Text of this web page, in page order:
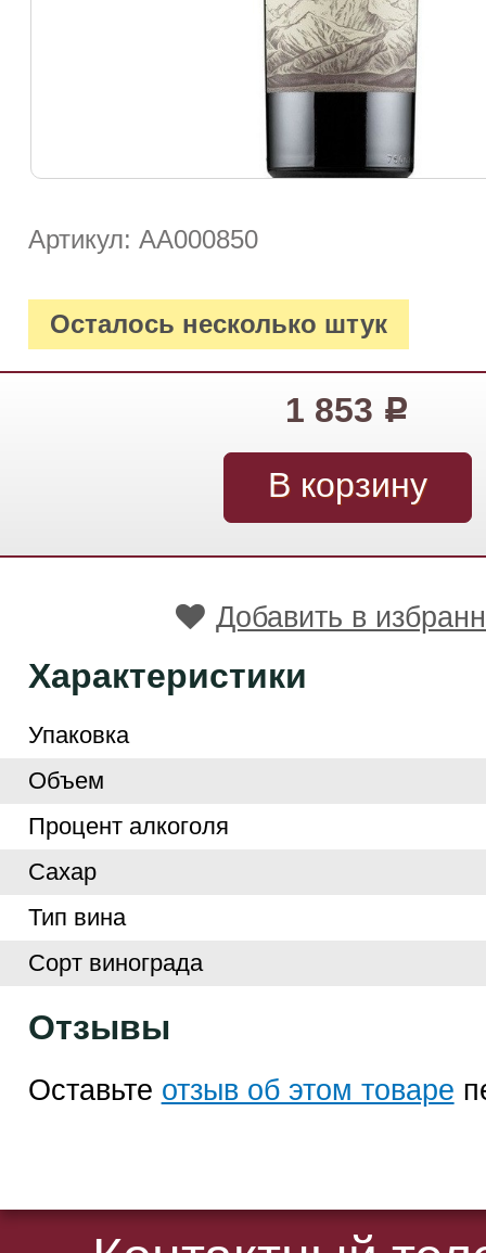
Артикул: АА000850
Осталось несколько штук
1 853 Р
Добавить в
Характеристики
Упаковка
Объем
Процент алкоголя
Сахар
Тип вина
Сорт винограда
Отзывы
Оставьте отзыв об этом товаре